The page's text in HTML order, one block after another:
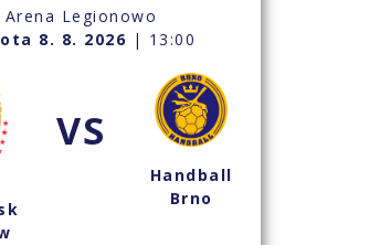
Arena Legionowo
8. 8. 2026 | 13:00
VS
Handball
Brno